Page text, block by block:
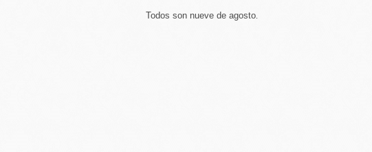
Todos son nueve de agosto